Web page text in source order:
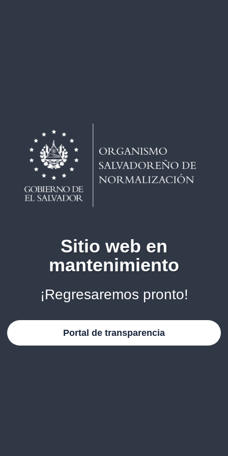
Sitio web en
mantenimiento
¡Regresaremos pronto!
Portal de transparencia